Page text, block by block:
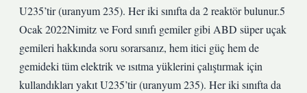
U235’tir (uranyum 235). Her iki sınıfta da 2 reaktör bulunur.5
Ocak 2022Nimitz ve Ford sınıfı gemiler gibi ABD süper uçak
gemileri hakkında soru sorarsanız, hem itici güç hem de
gemideki tüm elektrik ve ısıtma yüklerini çalıştırmak için
kullandıkları yakıt U235’tir (uranyum 235). Her iki sınıfta da